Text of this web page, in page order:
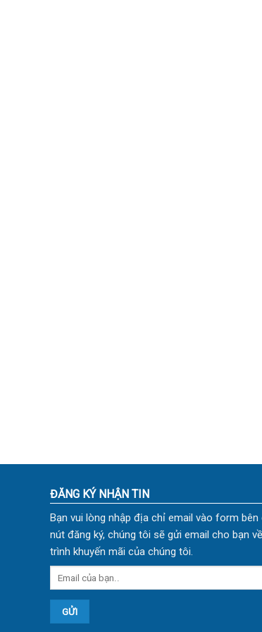
ĐĂNG KÝ NHẬN TIN
Bạn vui lòng nhập địa chỉ email vào form bên
nút đăng ký, chúng tôi sẽ gửi email cho bạn
trình khuyến mãi của chúng tôi.